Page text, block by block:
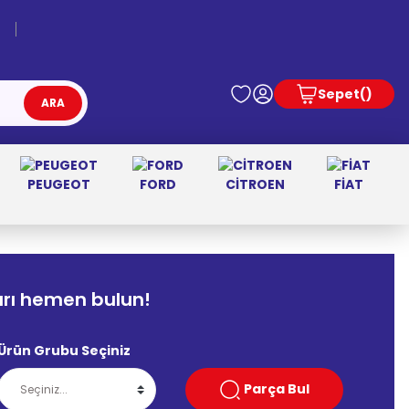
ARA Sepet
PEUGEOT FORD CİTROEN FİAT
hemen bulun!
Grubu Seçiniz
Parça Bul